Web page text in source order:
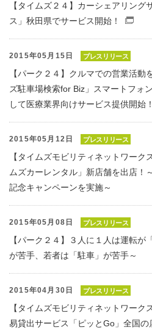
【タイムズ２４】カーシェアリング
ス」秋田県でサービス開始！
2015年05月15日 プレスリリース
【パーク２４】クルマでの営業活動
ズ駐車場検索for Biz」スマートフォ
して医療業界向けサービス提供開始！
2015年05月12日 プレスリリース
【タイムズモビリティネットワーク
ムズカーレンタル」新店舗を出店！
記念キャンペーンを実施～
2015年05月08日 プレスリリース
【パーク２４】３人に１人は運転が
が苦手、若者は「駐車」が苦手～
2015年04月30日 プレスリリース
【タイムズモビリティネットワーク
易貸出サービス「ピッとGo」全国の